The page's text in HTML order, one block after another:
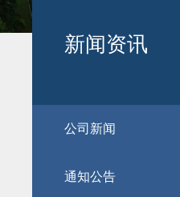
新闻资讯
公司新闻
通知公告